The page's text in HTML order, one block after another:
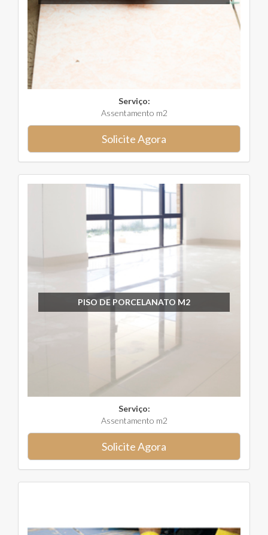
Serviço:
Assentamento m2
Solicite Agora
PISO DE PORCELANATO M2
Serviço:
Assentamento m2
Solicite Agora